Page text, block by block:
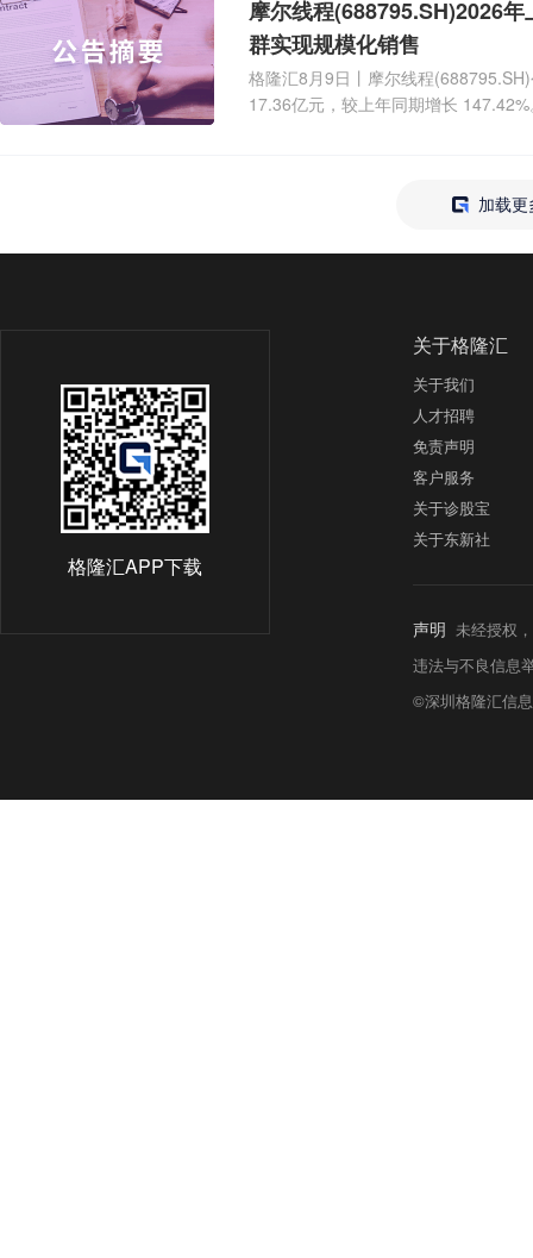
摩尔线程(688795.SH)2026年上半年
群实现规模化销售
格隆汇8月9日丨摩尔线程
17.36亿元，较上年同期增长
加载更
格隆汇APP下载
关于格隆汇
关于我们
人才招聘
免责声明
客户服务
关于诊股宝
关于东新社
声明 未经授权
违法与不良信息
©深圳格隆汇信